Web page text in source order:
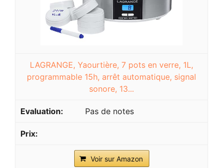
LAGRANGE, Yaourtière, 7 pots en verre, 1L,
programmable 15h, arrêt automatique, signal
sonore, 13...
Pas de notes
Voir sur Amazon